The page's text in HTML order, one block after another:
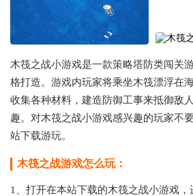
木筏之战小游戏是一款策略塔防类闯关
格打造。游戏内玩家将乘坐木筏漂浮在
收集各种材料，建造防御工事来抵御敌
趣。对木筏之战小游戏感兴趣的玩家不
站下载游玩。
木筏之战游戏怎么玩：
1、打开在本站下载的木筏之战小游戏